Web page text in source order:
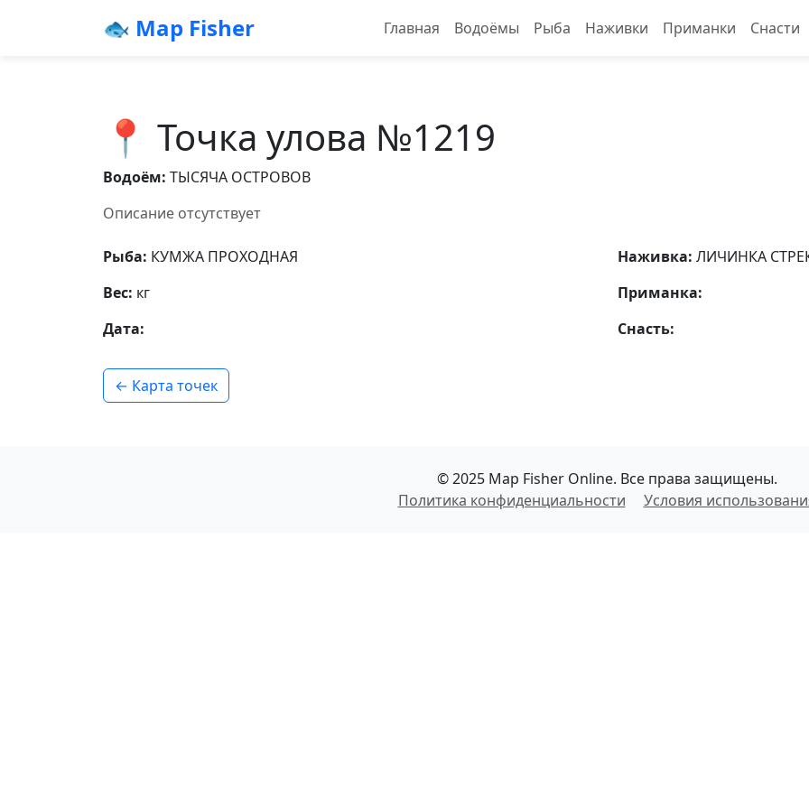
🐟 Map Fisher Главная Водоёмы Рыба Наживки Приманки Снасти
📍 Точка улова №1219
Водоём: ТЫСЯЧА ОСТРОВОВ
Описание отсутствует
Рыба: КУМЖА ПРОХОДНАЯ
Вес: кг
Дата:
Наживка: ЛИЧИНКА
Приманка:
Снасть:
← Карта точек
© 2025 Map Fisher Online. Все права защищены.
Политика конфиденциальности
Условия